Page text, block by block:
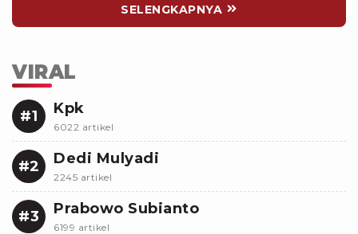
SELENGKAPNYA
VIRAL
#1 Kpk
6022 artikel
#2 Dedi Mulyadi
2245 artikel
#3 Prabowo Subianto
6199 artikel